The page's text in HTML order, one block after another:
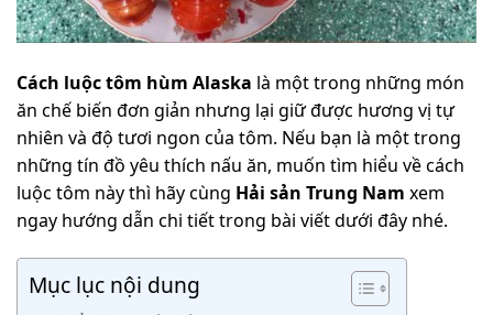
Cách luộc tôm hùm Alaska là một trong những món
ăn chế biến đơn giản nhưng lại giữ được hương vị tự
nhiên và độ tươi ngon của tôm. Nếu bạn là một trong
những tín đồ yêu thích nấu ăn, muốn tìm hiểu về cách
luộc tôm này thì hãy cùng Hải sản Trung Nam xem
ngay hướng dẫn chi tiết trong bài viết dưới đây nhé.
Mục lục nội dung